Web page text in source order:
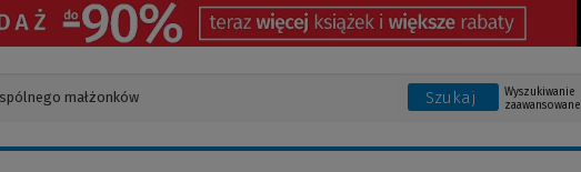
Szukaj
Wyszukiwanie
zaawansowane